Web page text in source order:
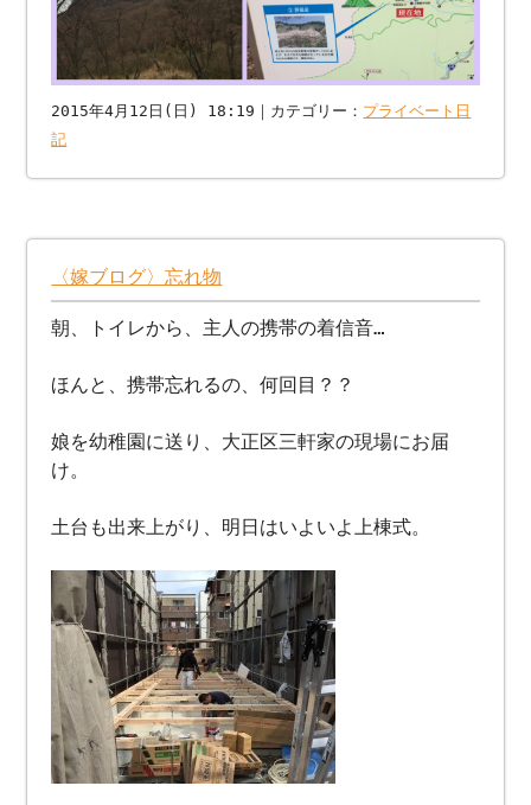
2015年4月12日(日) 18:19｜カテゴリー： プライベート日
記
〈嫁ブログ〉忘れ物
朝、トイレから、主人の携帯の着信音…
ほんと、携帯忘れるの、何回目？？
娘を幼稚園に送り、大正区三軒家の現場にお届
け。
土台も出来上がり、明日はいよいよ上棟式。